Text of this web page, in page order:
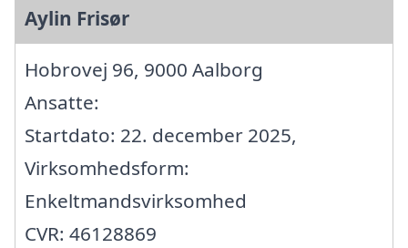
Aylin Frisør
Hobrovej 96, 9000 Aalborg
Ansatte:
Startdato: 22. december 2025,
Virksomhedsform:
Enkeltmandsvirksomhed
CVR: 46128869